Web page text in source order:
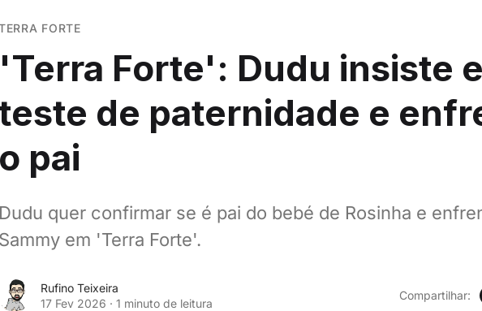
FORTE
'Terra Forte': Dudu insiste
de paternidade e
o pai
Dudu quer confirmar se é pai do bebé de Rosinha e
Sammy em 'Terra Forte'.
Rufino Teixeira
17 Fev 2026 · 1 minuto de leitura
Compartilhar: